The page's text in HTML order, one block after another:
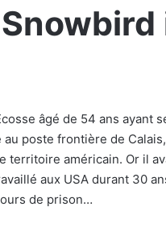
âgé de 54 ans ayant
poste frontière de
territoire américain. Or il
aux USA durant 30
de prison…